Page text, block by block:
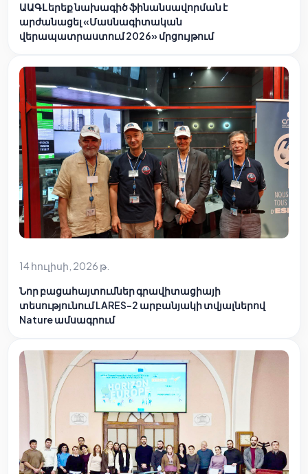
ԱԱԳԼ երեք նախագիծ ֆինանսավորման է
արժանացել «Մասնագիտական
վերապատրաստում 2026» մրցույթում
14 հուլիսի, 2026 թ.
Նոր բացահայտումներ գրավիտացիայի
տեսությունում LARES-2 արբանյակի տվյալներով
Nature ամսագրում